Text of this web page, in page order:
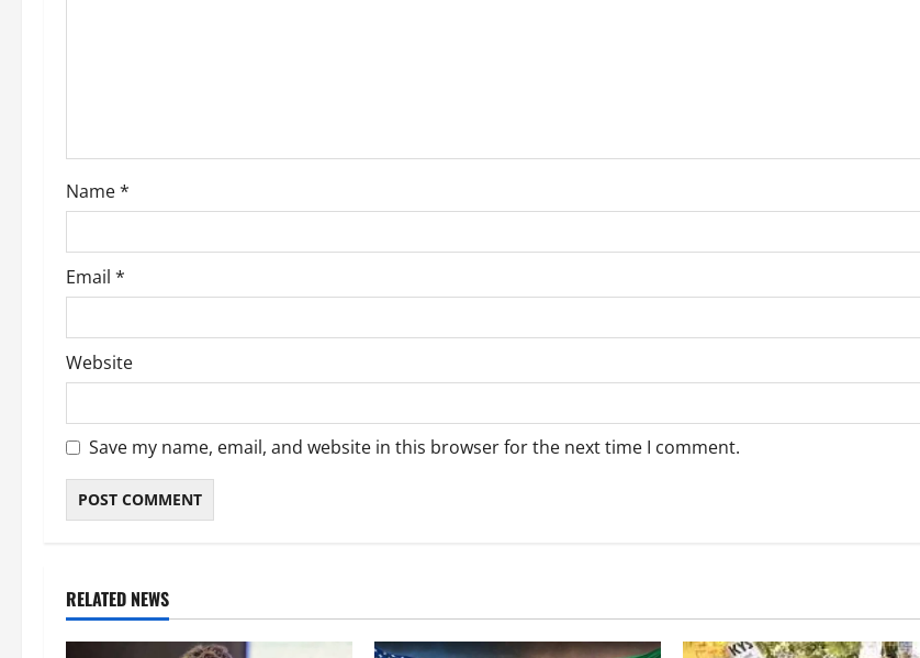
o
n
Name*
Email *
Website
Save my name, email, and website in this browser for the next time I comment.
RELATED NEWS